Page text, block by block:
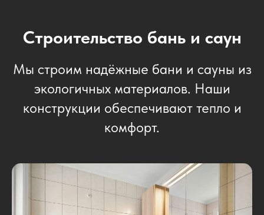
Строительство бань и саун
Мы строим надёжные бани и сауны из
экологичных материалов. Наши
конструкции обеспечивают тепло и
комфорт.